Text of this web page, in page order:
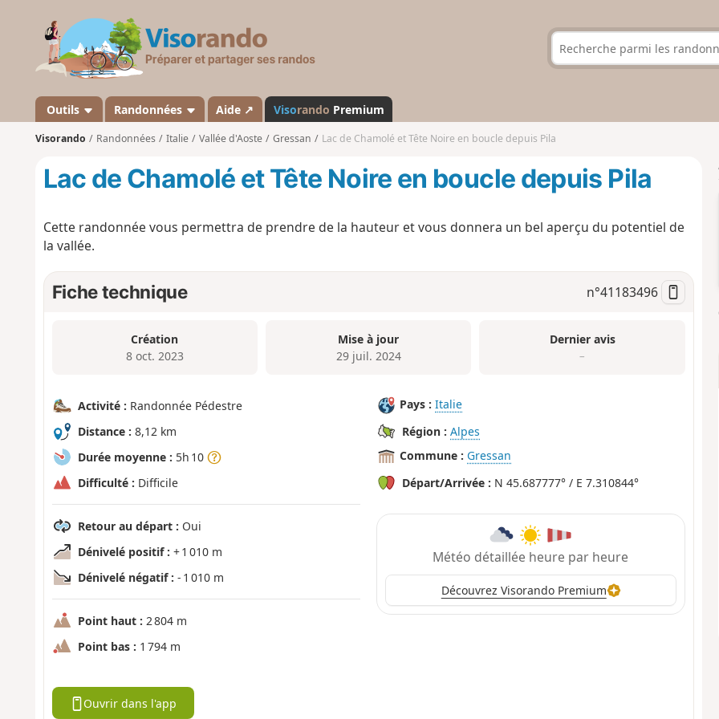
s
a
n
d
Outils Randonnées Aide ↗ Visorando Premium
Visorando Randonnées Italie Vallée d'Aoste Gressan Lac de Chamolé et Tête Noire en boucle depuis Pila
Lac de Chamolé et Tête Noire en boucle depuis Pila
Cette randonnée vous permettra de prendre de la hauteur et vous donnera un bel aperçu du potentiel de
la vallée.
Fiche technique n°41183496
Création
8 oct. 2023
Mise à jour
29 juil. 2024
Dernier avis
–
Activité : Randonnée Pédestre
Distance : 8,12 km
Durée moyenne : 5h 10
Difficulté : Difficile
Retour au départ : Oui
Dénivelé positif : + 1 010 m
Dénivelé négatif : - 1 010 m
Point haut : 2 804 m
Point bas : 1 794 m
Pays : Italie
Région : Alpes
Commune : Gressan
Départ/Arrivée : N 45.687777° / E 7.310844°
Météo détaillée heure par heure
Découvrez Visorando Premium
Ouvrir dans l'app